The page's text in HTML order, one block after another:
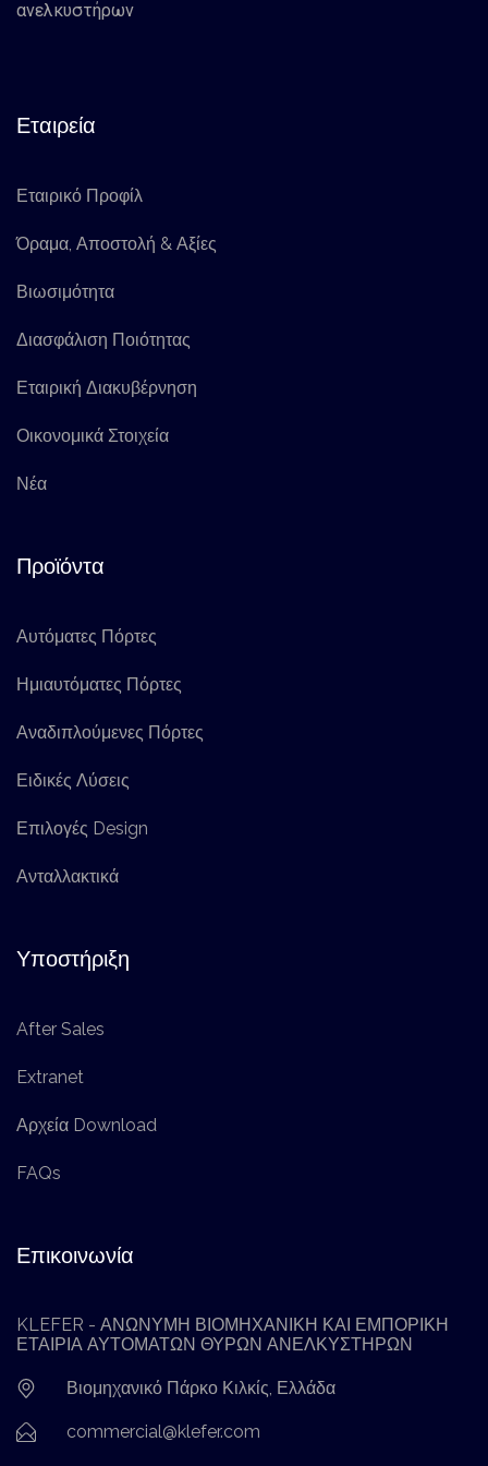
ανελκυστήρων
Εταιρεία
Εταιρικό Προφίλ
Όραμα, Αποστολή & Αξίες
Βιωσιμότητα
Διασφάλιση Ποιότητας
Εταιρική Διακυβέρνηση
Οικονομικά Στοιχεία
Νέα
Προϊόντα
Αυτόματες Πόρτες
Ημιαυτόματες Πόρτες
Αναδιπλούμενες Πόρτες
Ειδικές Λύσεις
Επιλογές Design
Ανταλλακτικά
Υποστήριξη
After Sales
Extranet
Αρχεία Download
FAQs
Επικοινωνία
KLEFER - ΑΝΩΝΥΜΗ ΒΙΟΜΗΧΑΝΙΚΗ ΚΑΙ ΕΜΠΟΡΙΚΗ
ΕΤΑΙΡΙΑ ΑΥΤΟΜΑΤΩΝ ΘΥΡΩΝ ΑΝΕΛΚΥΣΤΗΡΩΝ
Βιομηχανικό Πάρκο Κιλκίς, Ελλάδα
commercial@klefer.com